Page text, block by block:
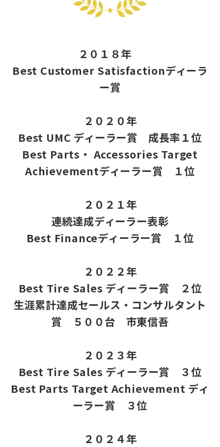
２０１８年
Best Customer Satisfactionディーラ
ー賞
２０２０年
Best UMC ディーラー賞 成長率１位
Best Parts・ Accessories Target
Achievementディーラー賞 １位
２０２１年
連続達成ディーラー表彰
Best Financeディーラー賞 １位
２０２２年
Best Tire Sales ディーラー賞 ２位
生涯累計達成セールス・コンサルタント
賞 ５００台 市東信吾
２０２３年
Best Tire Sales ディーラー賞 ３位
Best Parts Target Achievement ディ
ーラー賞 ３位
２０２４年